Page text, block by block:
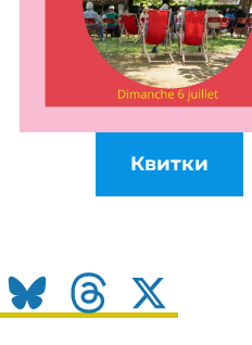
Квитки
WhatsAppBluesky Threads